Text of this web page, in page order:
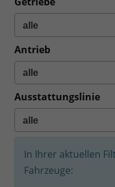
Antrieb
Ausstattungslinie
In Ihrer aktuellen
Fahrzeuge: